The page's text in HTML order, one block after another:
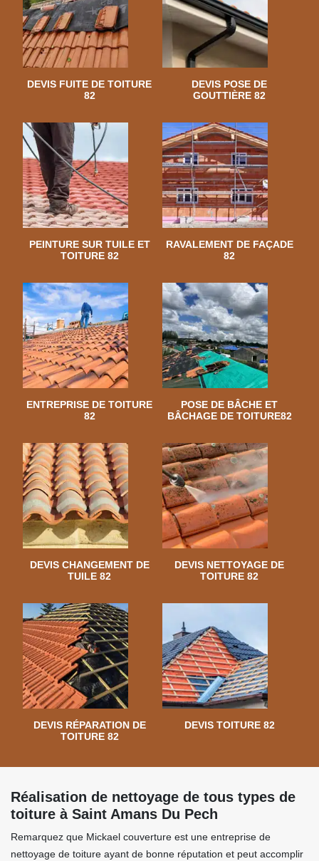
DEVIS FUITE DE TOITURE
82
DEVIS POSE DE
GOUTTIÈRE 82
PEINTURE SUR TUILE ET
TOITURE 82
RAVALEMENT DE FAÇADE
82
ENTREPRISE DE TOITURE
82
POSE DE BÂCHE ET
BÂCHAGE DE TOITURE82
DEVIS CHANGEMENT DE
TUILE 82
DEVIS NETTOYAGE DE
TOITURE 82
DEVIS RÉPARATION DE
TOITURE 82
DEVIS TOITURE 82
Réalisation de nettoyage de tous types de
toiture à Saint Amans Du Pech
Remarquez que Mickael couverture est une entreprise de
nettoyage de toiture ayant de bonne réputation et peut accomplir